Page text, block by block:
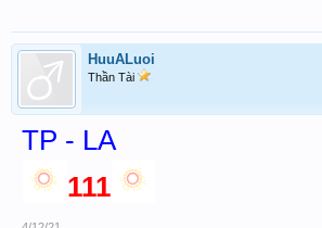
HuuALuoi
Thần Tài
TP - LA
111